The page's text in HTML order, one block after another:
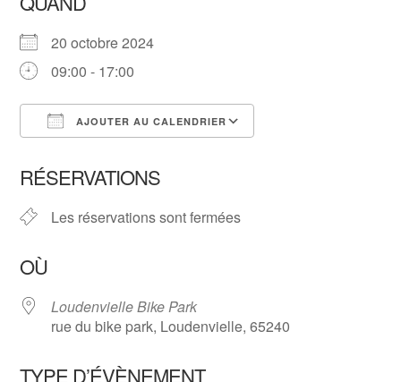
20 octobre 2024
09:00 - 17:00
AJOUTER AU CALENDRIER
RÉSERVATIONS
Les réservations sont fermées
OÙ
Loudenvielle Bike Park
rue du bike park, Loudenvielle, 65240
TYPE D’ÉVÈNEMENT